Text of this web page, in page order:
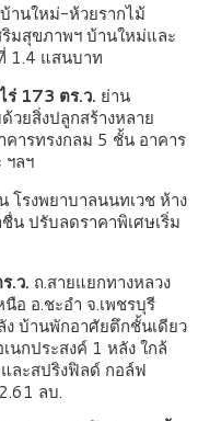
านใหม่-ห้วยรากไม้
ริมสุขภาพฯ บ้านใหม่และ
1.4 แสนบาท
ร่ 173 ตร.ว. ย่าน
วยสิ่งปลูกสร้างหลาย
คารทรงกลม 5 ชั้น อาคาร
ฯลฯ
โรงพยาบาลนนทเวช ห้าง
น ปรับลดราคาพิเศษเริ่ม
.ว. ถ.สายแยกทางหลวง
อ อ.ชะอำ จ.เพชรบุรี
บ้านพักอาศัยตึกชั้นเดียว
นกประสงค์ 1 หลัง ใกล้
ละสปริงฟิลด์ กอล์ฟ
ลบ.